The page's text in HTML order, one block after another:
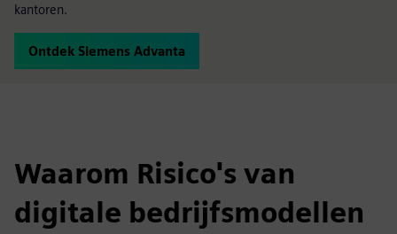
kantoren.
Ontdek Siemens Advanta
Waarom Risico's van
digitale bedrijfsmodellen